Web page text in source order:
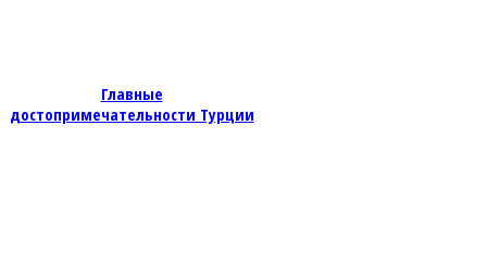
Главные
достопримечательности Турции